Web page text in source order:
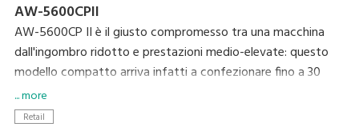
AW-5600CPII
AW-5600CP II è il giusto compromesso tra una macchina
dall'ingombro ridotto e prestazioni medio-elevate: questo
modello compatto arriva infatti a confezionare fino a 30
pacchi al minuto. Come gli altri modelli della Serie 5600II,
AW-5600CP II è dotata di un ampio schermo touch screen
... more
Retail